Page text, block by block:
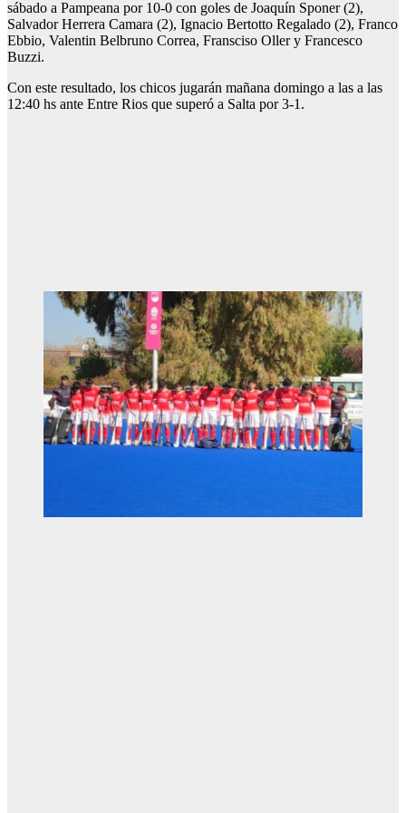
sábado a Pampeana por 10-0 con goles de Joaquín Sponer (2),
Salvador Herrera Camara (2), Ignacio Bertotto Regalado (2), Franco
Ebbio, Valentin Belbruno Correa, Fransciso Oller y Francesco
Buzzi.
Con este resultado, los chicos jugarán mañana domingo a las a las
12:40 hs ante Entre Rios que superó a Salta por 3-1.